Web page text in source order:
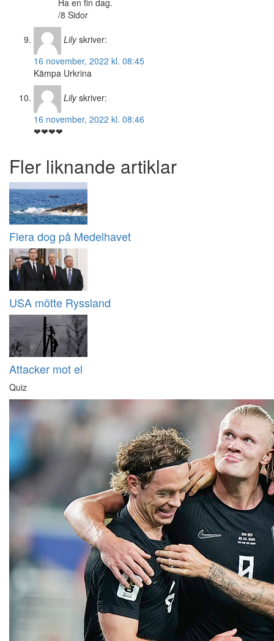
Ha en fin dag.
/8 Sidor
Lily skriver:
16 november, 2022 kl. 08:45
Kämpa Urkrina
Lily skriver:
16 november, 2022 kl. 08:46
❤❤❤❤
Fler liknande artiklar
Flera dog på Medelhavet
USA mötte Ryssland
Attacker mot el
Quiz